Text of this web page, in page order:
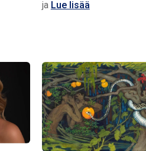
ja Lue lisää